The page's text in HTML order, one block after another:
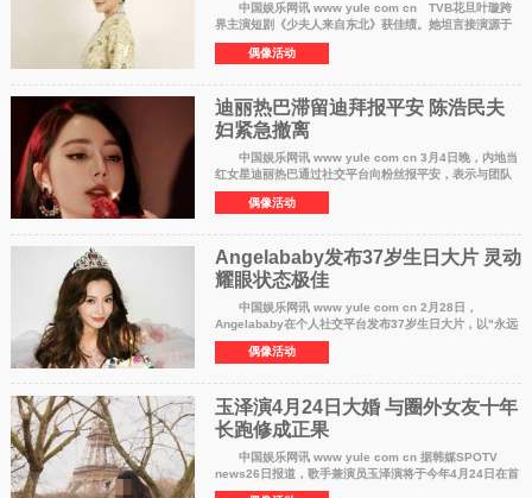
中国娱乐网讯 www yule com cn TVB花旦叶璇跨
界主演短剧《少夫人来自东北》获佳绩。她坦言接演源于
剧本扎实与团队专业，拍摄过程高效愉悦，与早年TVB高
强度但专注的氛围相似。叶璇认为短剧与
偶像活动
迪丽热巴滞留迪拜报平安 陈浩民夫
妇紧急撤离
中国娱乐网讯 www yule com cn 3月4日晚，内地当
红女星迪丽热巴通过社交平台向粉丝报平安，表示与团队
成员均已安全，相关事宜已由公司妥善处理。此前，其工
作室确认她因不可抗力因素无法如期
偶像活动
Angelababy发布37岁生日大片 灵动
耀眼状态极佳
中国娱乐网讯 www yule com cn 2月28日，
Angelababy在个人社交平台发布37岁生日大片，以"永远
灵动，永远耀眼，永远被爱包围"为主题。大片中的她状态
极佳，展现出成熟魅力与灵动气质，整体风
偶像活动
玉泽演4月24日大婚 与圈外女友十年
长跑修成正果
中国娱乐网讯 www yule com cn 据韩媒SPOTV
news26日报道，歌手兼演员玉泽演将于今年4月24日在首
尔举行非公开婚礼，与交往十年的圈外女友正式结为夫